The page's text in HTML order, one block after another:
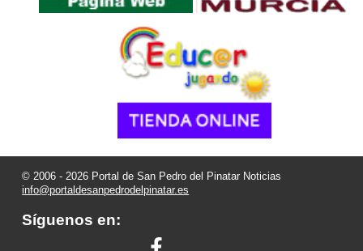
© 2006 - 2026 Portal de San Pedro del Pinatar Noticias
info@portaldesanpedrodelpinatar.es
Síguenos en: